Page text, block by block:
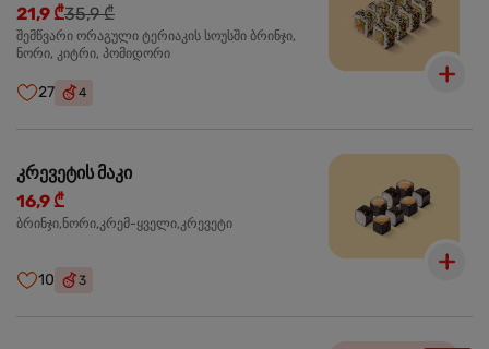
21,9 ₾35,9 ₾
შემწვარი ორაგული ტერიაკის სოუსში ბრინჯი,
ნორი, კიტრი, პომიდორი
27 4
კრევეტის მაკი
16,9 ₾
ბრინჯი,ნორი,კრემ-ყველი,კრევეტი
10 3